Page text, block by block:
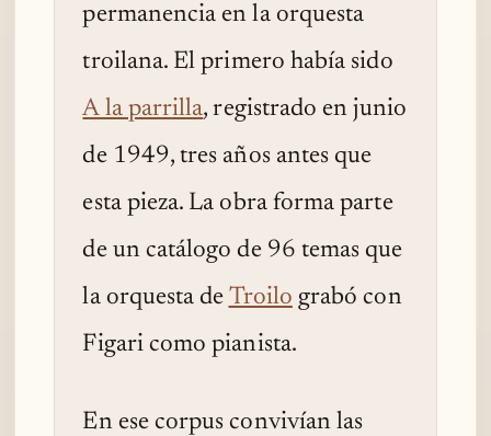
permanencia en la orquesta
troilana. El primero había sido
A la parrilla, registrado en junio
de 1949, tres años antes que
esta pieza. La obra forma parte
de un catálogo de 96 temas que
la orquesta de Troilo grabó con
Figari como pianista.
En ese corpus convivían las